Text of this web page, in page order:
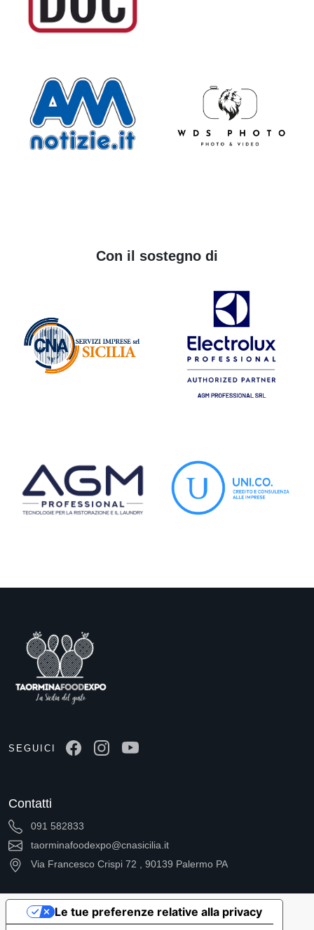
Con il sostegno di
SEGUICI
Contatti
091 582833
taorminafoodexpo@cnasicilia.it
Via Francesco Crispi 72 , 90139 Palermo PA
Le tue preferenze relative alla privacy